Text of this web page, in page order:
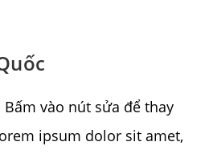
vào nút sửa để thay
ipsum dolor sit amet,